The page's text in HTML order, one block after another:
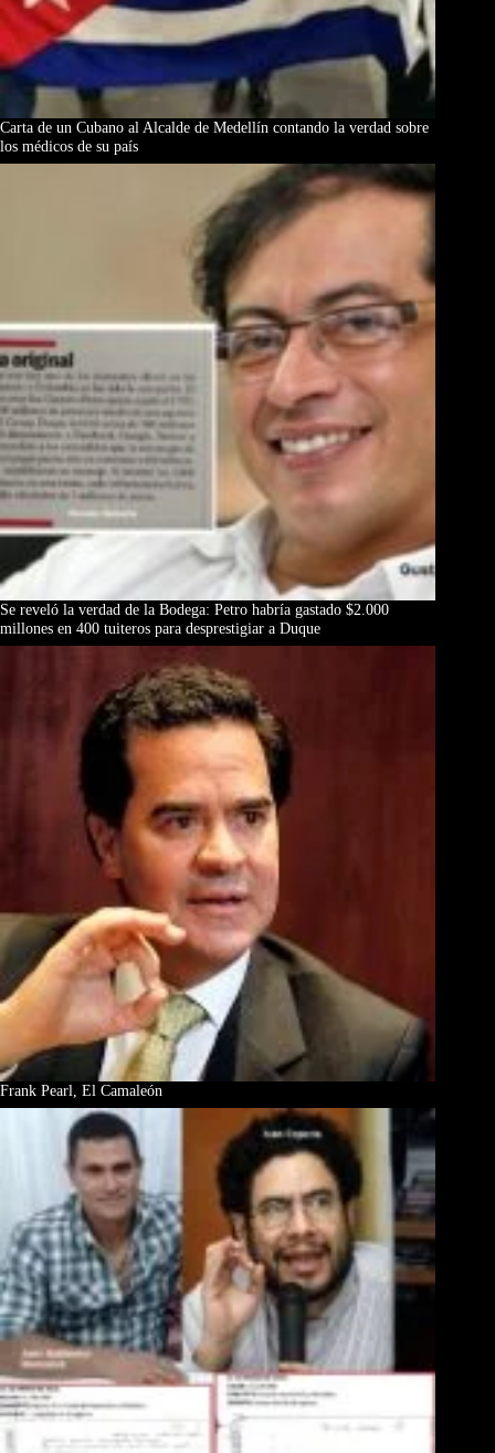
Carta de un Cubano al Alcalde de Medellín contando la verdad sobre
los médicos de su país
Se reveló la verdad de la Bodega: Petro habría gastado $2.000
millones en 400 tuiteros para desprestigiar a Duque
Frank Pearl, El Camaleón